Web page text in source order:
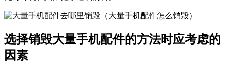
选择销毁大量手机配件的方法时应考虑的
因素